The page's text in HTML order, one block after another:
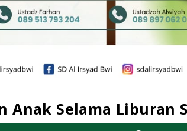
Anak Selama Liburan